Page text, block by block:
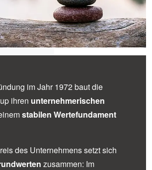
im Jahr 1972 baut die
ihren unternehmerischen
stabilen Wertefundament
des Unternehmens setzt sich
zusammen: Im